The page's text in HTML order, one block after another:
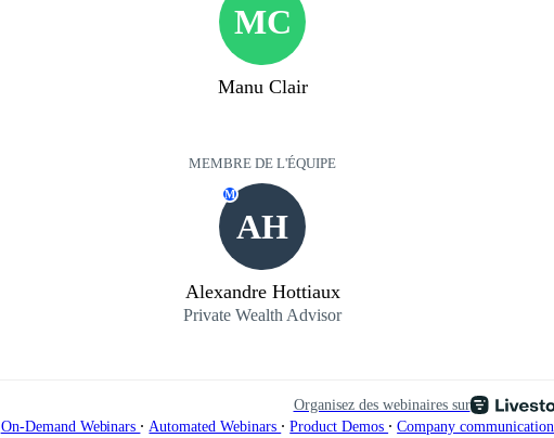
MC
Manu Clair
MEMBRE DE L'ÉQUIPE
AH
M
Alexandre Hottiaux
Private Wealth Advisor
Organisez des webinaires sur
On-Demand Webinars ∙ Automated Webinars ∙ Product Demos ∙ Company communication